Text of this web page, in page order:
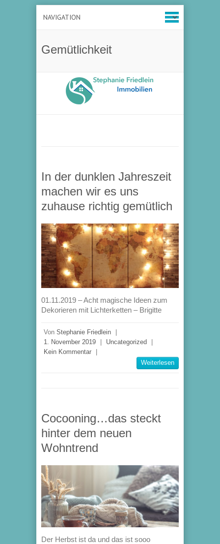
Gemütlichkeit
In der dunklen Jahreszeit
machen wir es uns
zuhause richtig gemütlich
01.11.2019 – Acht magische Ideen zum
Dekorieren mit Lichterketten – Brigitte
Von Stephanie Friedlein
1. November 2019
Uncategorized
Kein Kommentar
Weiterlesen
Cocooning…das steckt
hinter dem neuen
Wohntrend
Der Herbst ist da und das ist sooo